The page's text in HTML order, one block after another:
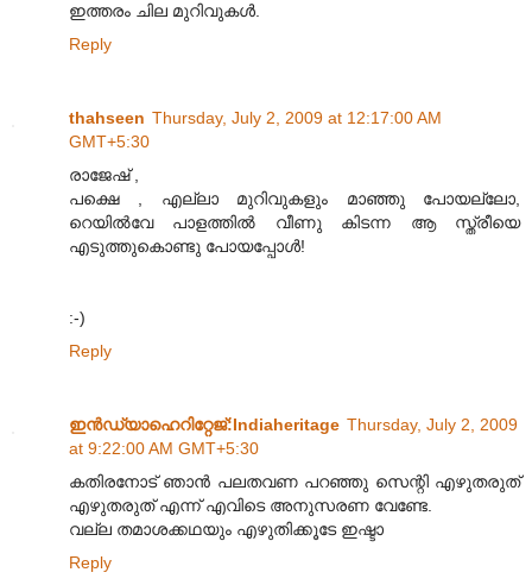
ഇത്തരം ചില മുറിവുകൾ.
Reply
thahseen Thursday, July 2, 2009 at 12:17:00 AM
GMT+5:30
രാജേഷ്‌ ,
പക്ഷെ , എല്ലാ മുറിവുകളും മാഞ്ഞു പോയല്ലോ,
റെയില്‍വേ പാളത്തില്‍ വീണു കിടന്ന ആ സ്ത്രീയെ
എടുത്തുകൊണ്ടു പോയപ്പോള്‍!
:-)
Reply
ഇന്‍ഡ്യാഹെറിറ്റേജ്‌:Indiaheritage Thursday, July 2, 2009
at 9:22:00 AM GMT+5:30
കതിരനോട്‌ ഞാന്‍ പലതവണ പറഞ്ഞു സെന്റി എഴുതരുത്‌
എഴുതരുത്‌ എന്ന്‌ എവിടെ അനുസരണ വേണ്ടേ.
വല്ല തമാശക്കഥയും എഴുതിക്കൂടേ ഇഷ്ടാ
Reply